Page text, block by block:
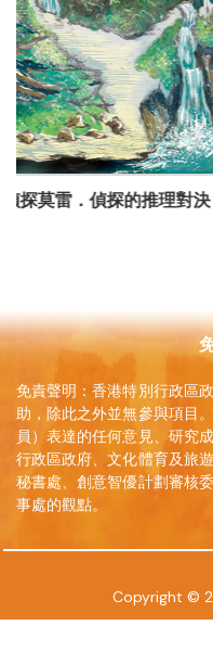
電郵
電話
(852) 26320254
傳真
(852) 26320288
通訊地址
名
免責聲明：香港特別行政區
助，除此之外並無參與項目
員）表達的任何意見、研究
行政區政府、文化體育及旅
秘書處、創意智優計劃審核
事處的觀點。
Copyright ©